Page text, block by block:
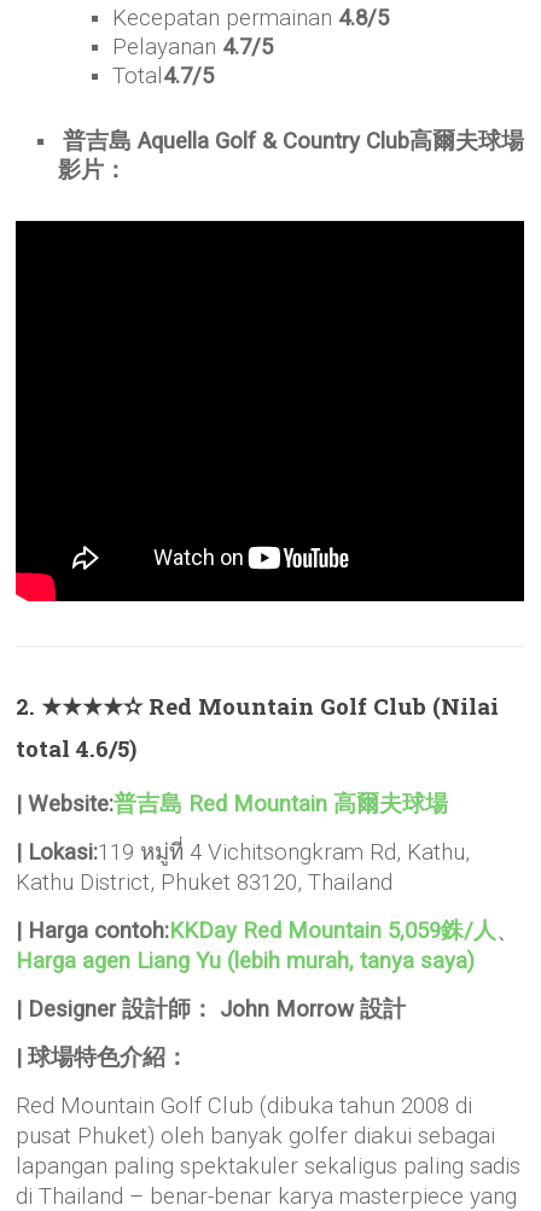
Kecepatan permainan 4.8/5
Pelayanan 4.7/5
Total 4.7/5
普吉島 Aquella Golf & Country Club高爾夫球場
影片：
2. ★★★★✫ Red Mountain Golf Club (Nilai
total 4.6/5)
| Website:普吉島 Red Mountain 高爾夫球場
| Lokasi:119 หมู่ที่ 4 Vichitsongkram Rd, Kathu,
Kathu District, Phuket 83120, Thailand
| Harga contoh:KKDay Red Mountain 5,059銖/人、
Harga agen Liang Yu (lebih murah, tanya saya)
| Designer 設計師： John Morrow 設計
| 球場特色介紹：
Red Mountain Golf Club (dibuka tahun 2008 di
pusat Phuket) oleh banyak golfer diakui sebagai
lapangan paling spektakuler sekaligus paling sadis
di Thailand – benar-benar karya masterpiece yang